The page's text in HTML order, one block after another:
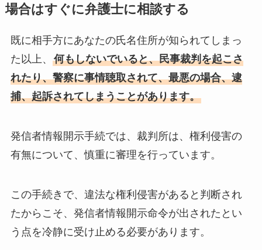
場合はすぐに弁護士に相談する
既に相手方にあなたの氏名住所が知られてしまっ
た以上、 何もしないでいると、民事裁判を起こさ
れたり、警察に事情聴取されて、最悪の場合、逮
捕、起訴されてしまうことがあります。
発信者情報開示手続では、裁判所は、権利侵害の
有無について、慎重に審理を行っています。
この手続きで、違法な権利侵害があると判断され
たからこそ、発信者情報開示命令が出されたとい
う点を冷静に受け止める必要があります。